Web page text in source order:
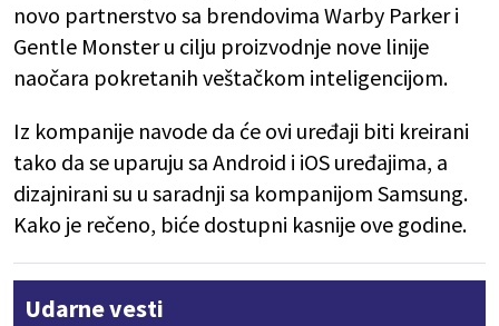
novo partnerstvo sa brendovima Warby Parker i
Gentle Monster u cilju proizvodnje nove linije
naočara pokretanih veštačkom inteligencijom.
Iz kompanije navode da će ovi uređaji biti kreirani
tako da se uparuju sa Android i iOS uređajima, a
dizajnirani su u saradnji sa kompanijom Samsung.
Kako je rečeno, biće dostupni kasnije ove godine.
Udarne vesti